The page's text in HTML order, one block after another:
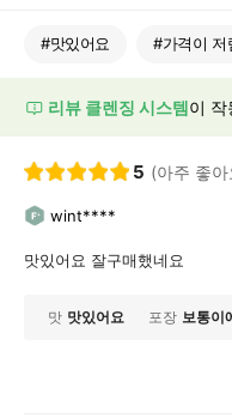
#맛있어요 #가격이 저
리뷰 클렌징 시스템이 작
5 (아주 좋아
wint****
맛있어요 잘구매했네요
맛 맛있어요 포장 보통이